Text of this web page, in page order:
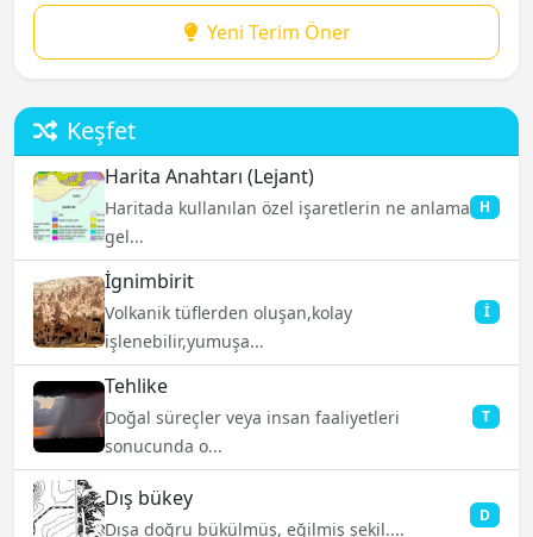
Yeni Terim Öner
Keşfet
Harita Anahtarı (Lejant)
Haritada kullanılan özel işaretlerin ne anlama
gel...
H
İgnimbirit
Volkanik tüflerden oluşan,kolay
işlenebilir,yumuşa...
İ
Tehlike
Doğal süreçler veya insan faaliyetleri
sonucunda o...
T
Dış bükey
Dışa doğru bükülmüş, eğilmiş şekil....
D